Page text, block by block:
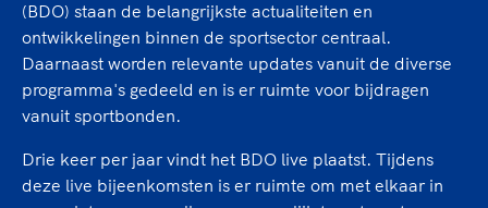
Sportonderzoek
Sportakkoord II
Game Changer
TeamNL kids
Veilige en integere sport
Diversiteit en inclusie
Gezonde sportomgeving
Duurzaamheid
Vitale clubs en bestuurlijk kader
TeamNL Academie Kalender
Kennisaanbod TeamNL Experts
TeamNL Sport Science Centre
Olympische Spelen LA28
(BDO) staan de belangrijkste actualiteiten en
ontwikkelingen binnen de sportsector centraal.
Daarnaast worden relevante updates vanuit de diverse
programma's gedeeld en is er ruimte voor bijdragen
vanuit sportbonden.
Drie keer per jaar vindt het BDO live plaatst. Tijdens
deze live bijeenkomsten is er ruimte om met elkaar in